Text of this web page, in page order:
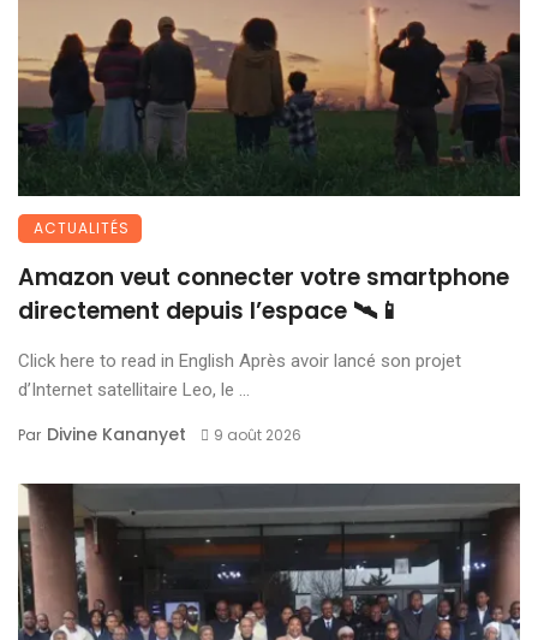
ACTUALITÉS
Amazon veut connecter votre smartphone
directement depuis l’espace 🛰️📱
Click here to read in English Après avoir lancé son projet
d’Internet satellitaire Leo, le ...
Par Divine Kananyet 9 août 2026